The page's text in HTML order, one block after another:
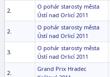
2.
O pohár starosty města
Ústí nad Orlicí 2011
2.
O pohár starosty města
Ústí nad Orlicí 2011
3.
O pohár starosty města
Ústí nad Orlicí 2011
2.
Grand Prix Hradec